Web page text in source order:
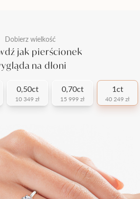
Dobierz wielkość
jak pierścionek
na dłoni
0,50ct
10 349 zł
0,70ct
15 999 zł
1ct
40 249 zł